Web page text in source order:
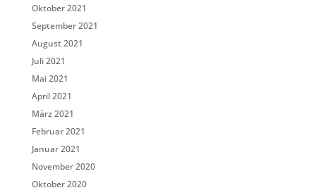
Oktober 2021
September 2021
August 2021
Juli 2021
Mai 2021
April 2021
März 2021
Februar 2021
Januar 2021
November 2020
Oktober 2020